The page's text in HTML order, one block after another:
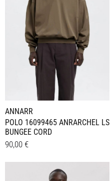
Die
Optionen
können
auf
der
Produktseite
gewählt
werden
ANNARR
POLO 16099465 ANRARCHEL LS
BUNGEE CORD
90,00 €
DetailsDieses
Produkt